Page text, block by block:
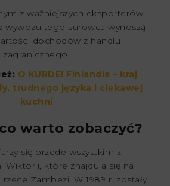
z ważniejszych eksporterów
wywozu tego surowca wynoszą
dochodów z handlu
zagranicznego.
O KURDE! Finlandia – kraj
trudnego języka i ciekawej
kuchni
warto zobaczyć?
się przede wszystkim z
Wiktorii, które znajdują się na
Zambezi. W 1989 r. zostały